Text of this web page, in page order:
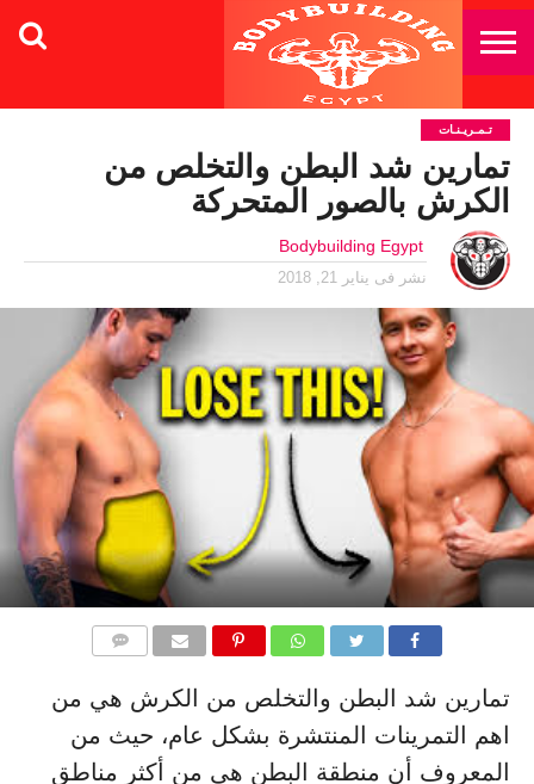
تـمـريـنـات
تمارين شد البطن والتخلص من
الكرش بالصور المتحركة
Bodybuilding Egypt
نشر فى يناير 21, 2018
تمارين شد البطن والتخلص من الكرش هي من
اهم التمرينات المنتشرة بشكل عام، حيث من
المعروف أن منطقة البطن هي من أكثر مناطق